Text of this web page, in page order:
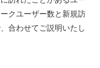
クユーザー数と新規訪
合わせてご説明いたし